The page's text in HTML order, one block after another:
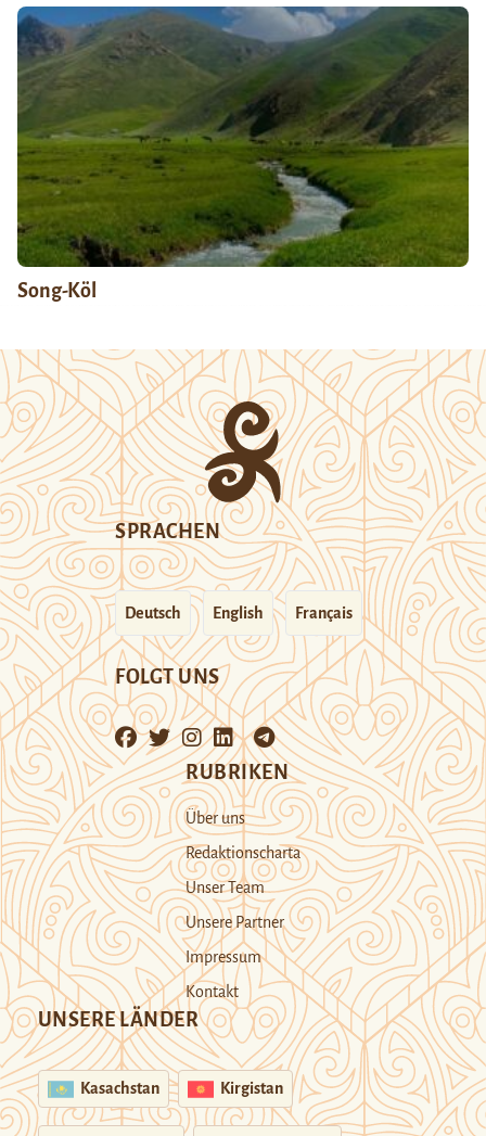
Song-Köl
SPRACHEN
Deutsch English Français
FOLGT UNS
RUBRIKEN
Über uns
Redaktionscharta
Unser Team
Unsere Partner
Impressum
Kontakt
UNSERE LÄNDER
Kasachstan Kirgistan